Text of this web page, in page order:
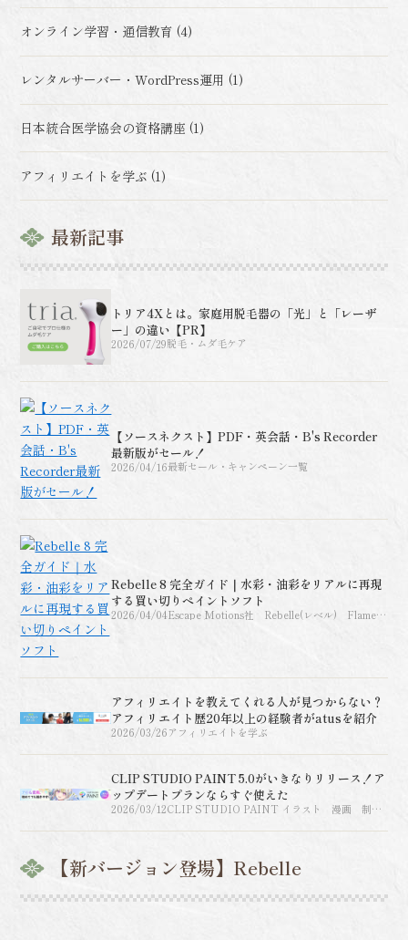
オンライン学習・通信教育 (4)
レンタルサーバー・WordPress運用 (1)
日本統合医学協会の資格講座 (1)
アフィリエイトを学ぶ (1)
最新記事
トリア4Xとは。家庭用脱毛器の「光」と「レーザ
ー」の違い【PR】
2026/07/29脱毛・ムダ毛ケア
【ソースネクスト】PDF・英会話・B's Recorder
最新版がセール！
2026/04/16最新セール・キャンペーン一覧
Rebelle 8 完全ガイド｜水彩・油彩をリアルに再現
する買い切りペイントソフト
2026/04/04Escape Motions社 Rebelle(レベル) Flame
Painter(フレームペインタ
アフィリエイトを教えてくれる人が見つからない？
アフィリエイト歴20年以上の経験者がatusを紹介
2026/03/26アフィリエイトを学ぶ
CLIP STUDIO PAINT 5.0がいきなりリリース！ア
ップデートプランならすぐ使えた
2026/03/12CLIP STUDIO PAINT イラスト 漫画 制作
ソフト グラフィックソフト【パソコンでお絵描
き】
【新バージョン登場】Rebelle